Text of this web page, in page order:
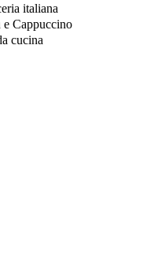
italiana
Cappuccino
cucina